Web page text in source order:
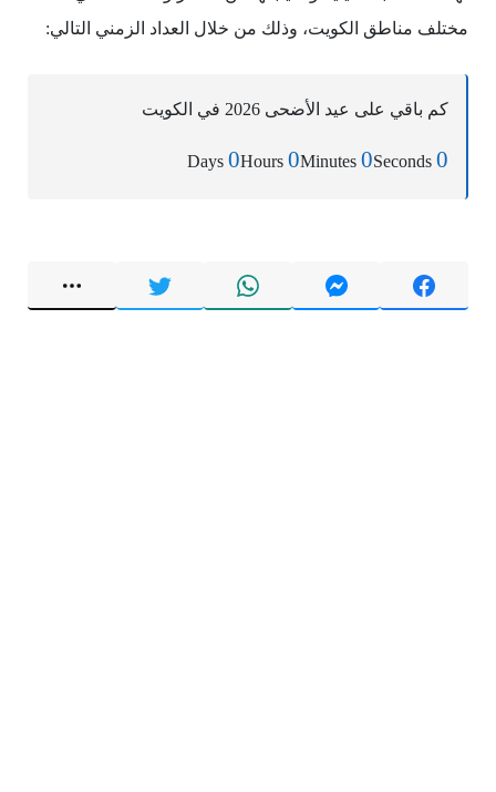
مختلف مناطق الكويت، وذلك من خلال العداد الزمني التالي:
كم باقي على عيد الأضحى 2026 في الكويت
0
Seconds
0
Minutes
0
Hours
0
Days